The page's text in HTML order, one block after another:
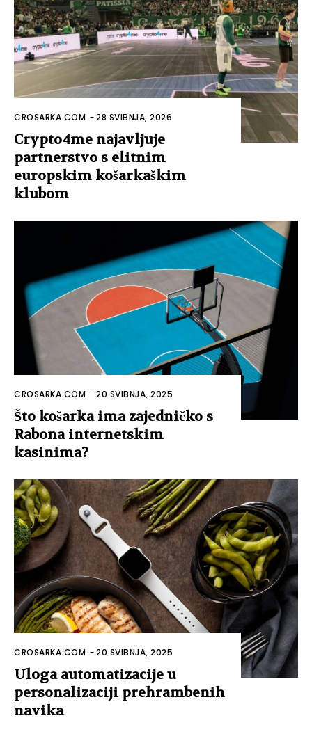
CROSARKA.COM -28 SVIBNJA, 2026
Crypto4me najavljuje
partnerstvo s elitnim
europskim košarkaškim
klubom
CROSARKA.COM -20 SVIBNJA, 2025
Što košarka ima zajedničko s
Rabona internetskim
kasinima?
CROSARKA.COM -20 SVIBNJA, 2025
Uloga automatizacije u
personalizaciji prehrambenih
navika